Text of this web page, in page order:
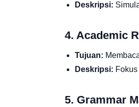
Deskripsi:
4. Academic
Tujuan:
Deskripsi:
5. Grammar